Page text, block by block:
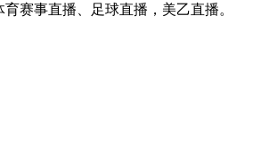
赛事直播、足球直播，美乙直播。